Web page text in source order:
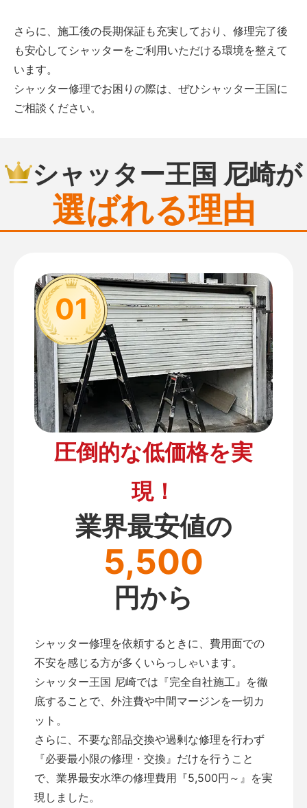
さらに、施工後の長期保証も充実しており、修理完了後
も安心してシャッターをご利用いただける環境を整えて
います。
シャッター修理でお困りの際は、ぜひシャッター王国に
ご相談ください。
シャッター王国 尼崎が
選ばれる理由
01
圧倒的な低価格を実
現！
業界最安値の
5,500
円から
シャッター修理を依頼するときに、費用面での
不安を感じる方が多くいらっしゃいます。
シャッター王国 尼崎では『完全自社施工』を徹
底することで、外注費や中間マージンを一切カ
ット。
さらに、不要な部品交換や過剰な修理を行わず
『必要最小限の修理・交換』だけを行うこと
で、業界最安水準の修理費用『5,500円～』を実
現しました。